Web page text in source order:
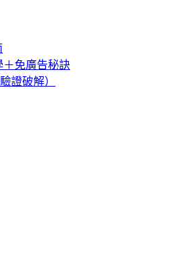
＋免廣告秘訣
證破解）